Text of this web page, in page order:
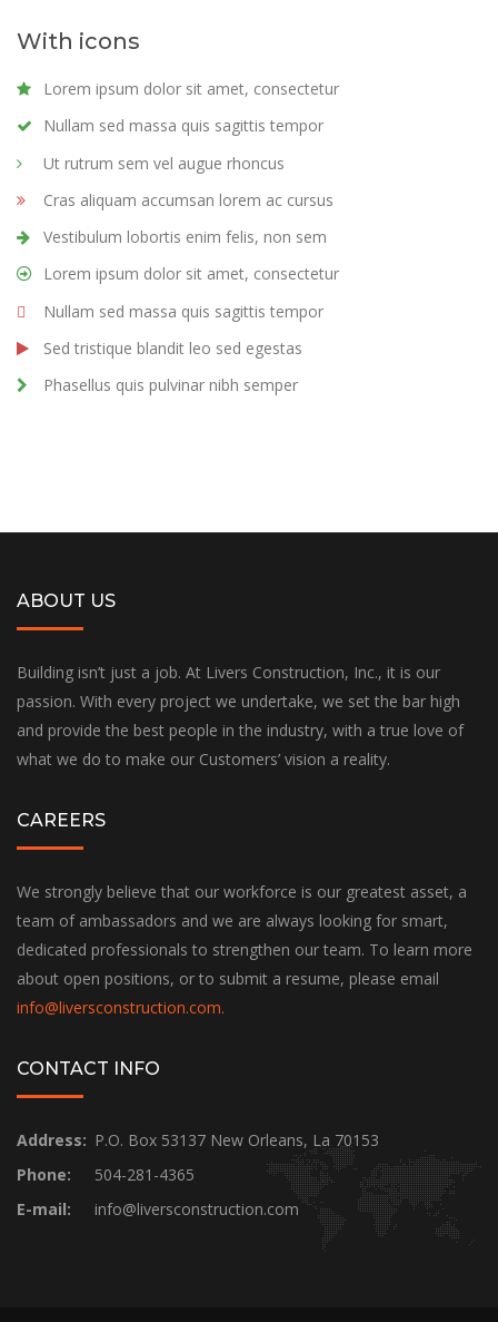
With icons
Lorem ipsum dolor sit amet, consectetur
Nullam sed massa quis sagittis tempor
Ut rutrum sem vel augue rhoncus
Cras aliquam accumsan lorem ac cursus
Vestibulum lobortis enim felis, non sem
Lorem ipsum dolor sit amet, consectetur
Nullam sed massa quis sagittis tempor
Sed tristique blandit leo sed egestas
Phasellus quis pulvinar nibh semper
ABOUT US
Building isn’t just a job. At Livers Construction, Inc., it is our
passion. With every project we undertake, we set the bar high
and provide the best people in the industry, with a true love of
what we do to make our Customers’ vision a reality.
CAREERS
We strongly believe that our workforce is our greatest asset, a
team of ambassadors and we are always looking for smart,
dedicated professionals to strengthen our team. To learn more
about open positions, or to submit a resume, please email
info@liversconstruction.com.
CONTACT INFO
Address: P.O. Box 53137 New Orleans, La 70153
Phone:
504-281-4365
E-mail:
info@liversconstruction.com